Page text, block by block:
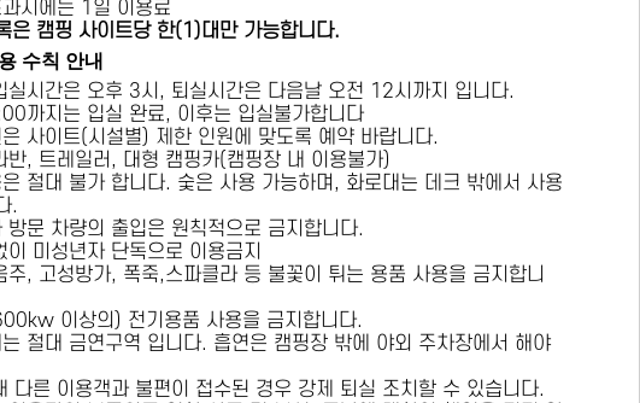
시에는 1일 이용료
은 캠핑 사이트당 한(1)대만 가능합니다.
수칙 안내
실시간은 오후 3시, 퇴실시간은 다음날 오전 12시까지 입니다.
까지는 입실 완료, 이후는 입실불가합니다
사이트(시설별) 제한 인원에 맞도록 예약 바랍니다.
반, 트레일러, 대형 캠핑카(캠핑장 내 이용불가)
절대 불가 합니다. 숯은 사용 가능하며, 화로대는 데크 밖에서 사용
.
방문 차량의 출입은 원칙적으로 금지합니다.
미성년자 단독으로 이용금지
주, 고성방가, 폭죽,스파클라 등 불꽃이 튀는 용품 사용을 금지합니
이상의) 전기용품 사용을 금지합니다.
절대 금연구역 입니다. 흡연은 캠핑장 밖에 야외 주차장에서 해야
다른 이용객과 불편이 접수된 경우 강제 퇴실 조치할 수 있습니다.